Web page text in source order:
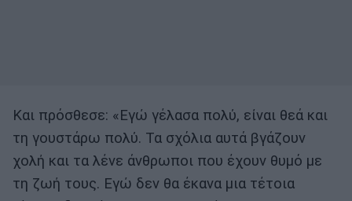
Και πρόσθεσε: «Εγώ γέλασα πολύ, είναι θεά και
τη γουστάρω πολύ. Τα σχόλια αυτά βγάζουν
χολή και τα λένε άνθρωποι που έχουν θυμό με
τη ζωή τους. Εγώ δεν θα έκανα μια τέτοια